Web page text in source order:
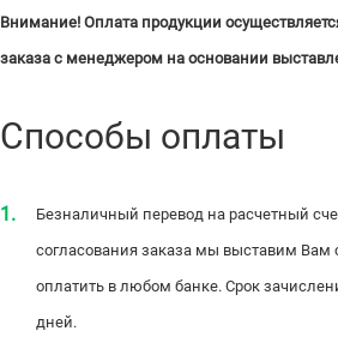
Внимание! Оплата продукции
заказа с менеджером на основании
Способы оплаты
Безналичный перевод на расчетный
согласования заказа мы выставим Вам
оплатить в любом банке. Срок
дней.